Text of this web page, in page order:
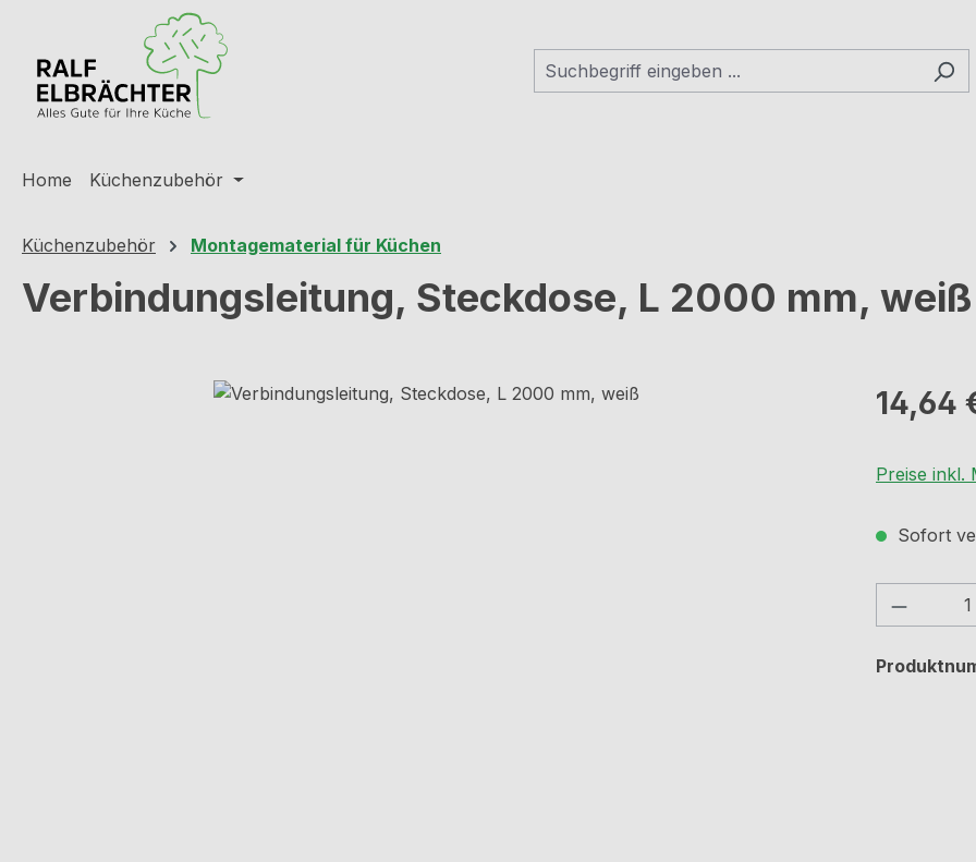
Hauptinhalt springen
Zur Suche springen
Zur Hauptnavigation springen
Home Küchenzubehör
Küchenzubehör Montagematerial für Küchen
Verbindungsleitung, Steckdose, L 2000 mm, weiß
Bildergalerie überspringen Regulärer
14,64
Preise inkl.
Sofort